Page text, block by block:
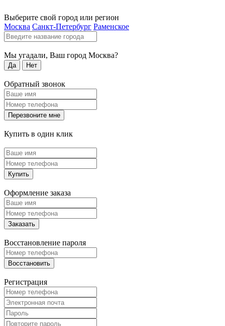
Выберите свой город или регион
Москва Санкт-Петербург Раменское
Мы угадали, Ваш город Москва?
Да Нет
Обратный звонок
Перезвоните мне
Купить в один клик
Купить
Оформление заказа
Заказать
Восстановление пароля
Восстановить
Регистрация